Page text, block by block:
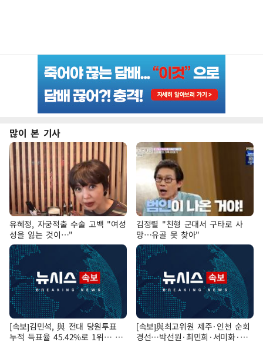
많이 본 기사
유혜정, 자궁적출 수술 고백 "여성
성을 잃는 것이…"
김정렬 "친형 군대서 구타로 사
망…유골 못 찾아"
[속보]김민석, 與 전대 당원투표
누적 득표율 45.42%로 1위… 정
[속보]與최고위원 제주·인천 순회
경선…박선원·최민희·서미화·한